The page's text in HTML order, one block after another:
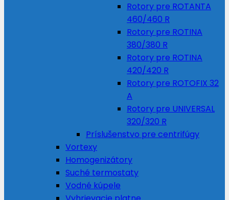
Rotory pre ROTANTA
460/460 R
Rotory pre ROTINA
380/380 R
Rotory pre ROTINA
420/420 R
Rotory pre ROTOFIX 32
A
Rotory pre UNIVERSAL
320/320 R
Príslušenstvo pre centrifúgy
Vortexy
Homogenizátory
Suché termostaty
Vodné kúpele